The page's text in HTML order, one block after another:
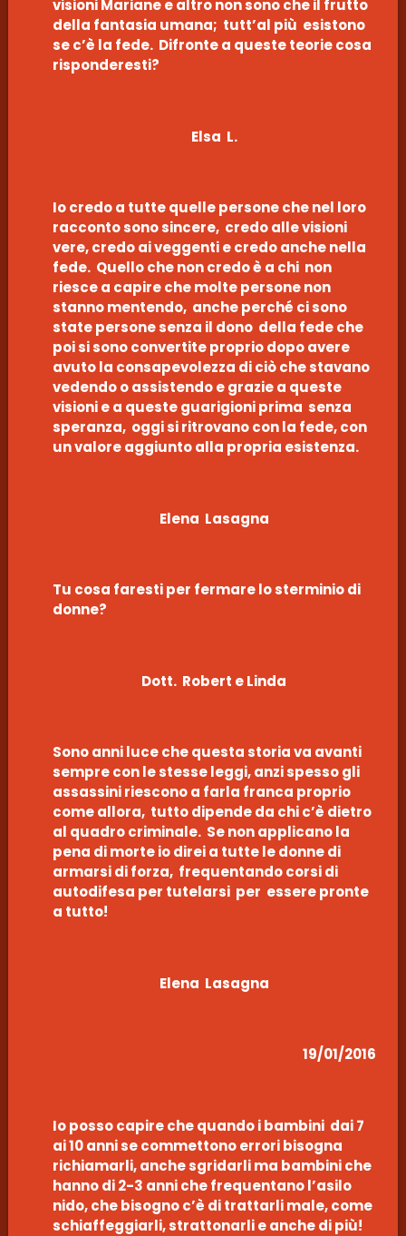
visioni Mariane e altro non sono che il frutto
della fantasia umana; tutt’al più esistono
se c’è la fede. Difronte a queste teorie cosa
risponderesti?
Elsa L.
Io credo a tutte quelle persone che nel loro
racconto sono sincere, credo alle visioni
vere, credo ai veggenti e credo anche nella
fede. Quello che non credo è a chi non
riesce a capire che molte persone non
stanno mentendo, anche perché ci sono
state persone senza il dono della fede che
poi si sono convertite proprio dopo avere
avuto la consapevolezza di ciò che stavano
vedendo o assistendo e grazie a queste
visioni e a queste guarigioni prima senza
speranza, oggi si ritrovano con la fede, con
un valore aggiunto alla propria esistenza.
Elena Lasagna
Tu cosa faresti per fermare lo sterminio di
donne?
Dott. Robert e Linda
Sono anni luce che questa storia va avanti
sempre con le stesse leggi, anzi spesso gli
assassini riescono a farla franca proprio
come allora, tutto dipende da chi c’è dietro
al quadro criminale. Se non applicano la
pena di morte io direi a tutte le donne di
armarsi di forza, frequentando corsi di
autodifesa per tutelarsi per essere pronte
a tutto!
Elena Lasagna
19/01/2016
Io posso capire che quando i bambini dai 7
ai 10 anni se commettono errori bisogna
richiamarli, anche sgridarli ma bambini che
hanno di 2-3 anni che frequentano l’asilo
nido, che bisogno c’è di trattarli male, come
schiaffeggiarli, strattonarli e anche di più!